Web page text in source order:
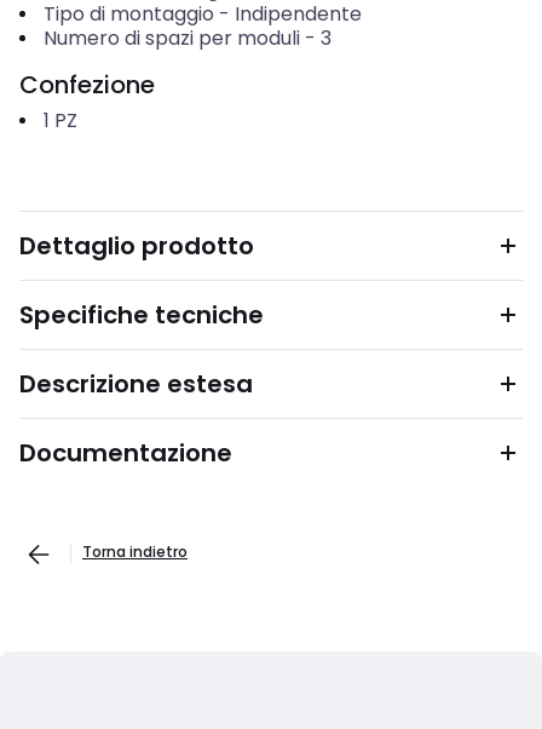
Tipo di montaggio - Indipendente
Numero di spazi per moduli- 3
Confezione
1 PZ
Dettaglio prodotto
Specifiche tecniche
Descrizione estesa
Documentazione
Torna indietro